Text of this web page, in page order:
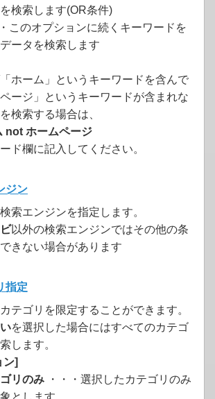
検索します(OR条件)
このオプションに続くキーワードを
データを検索します
ホーム」というキーワードを含んで
ページ」というキーワードが含まれな
検索する場合は、
not ホームページ
ド欄に記入してください。
ジン
索エンジンを指定します。
以外の検索エンジンではその他の条
きない場合があります
指定
テゴリを限定することができます。
を選択した場合にはすべてのカテゴ
します。
ン]
リのみ ・・・選択したカテゴリのみ
とします